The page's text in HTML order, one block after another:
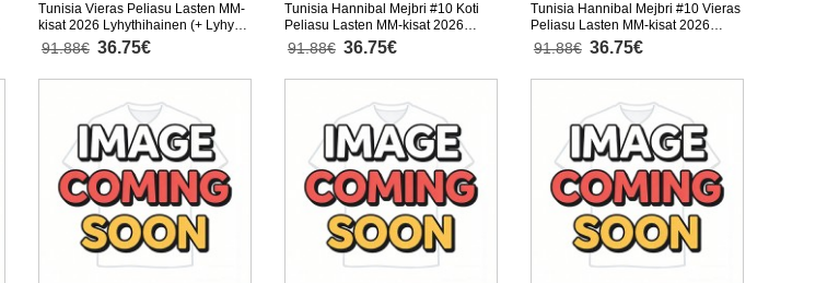
Tunisia Vieras Peliasu Lasten MM-
kisat 2026 Lyhythihainen (+ Lyhyet
housut)
91.88€ 36.75€
Tunisia Hannibal Mejbri #10 Koti
Peliasu Lasten MM-kisat 2026
Lyhythihainen (+ Lyhyet housut)
91.88€ 36.75€
Tunisia Hannibal Mejbri #10 Vieras
Peliasu Lasten MM-kisat 2026
Lyhythihainen (+ Lyhyet housut)
91.88€ 36.75€